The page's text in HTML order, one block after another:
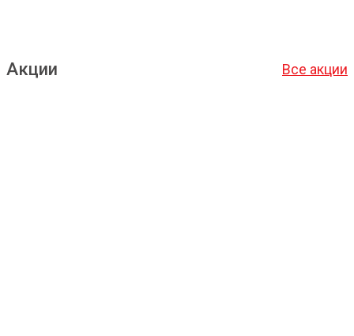
Акции Все акции